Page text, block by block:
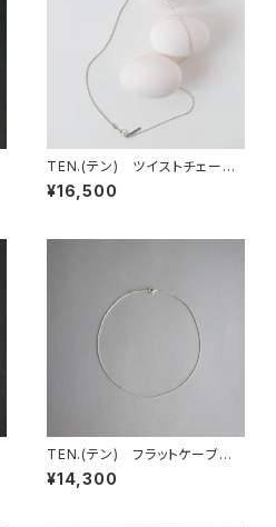
TEN.(テン) ツイストチェーン
ネックレス SV 38cm
¥16,500
TEN.(テン) フラットケーブル
チェーンネックレス SV 38cm
¥14,300